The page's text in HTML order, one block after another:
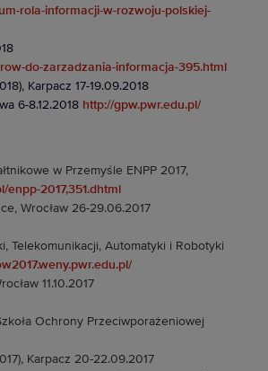
rola-informacji-w-rozwoju-polskiej-
do-zarzadzania-informacja-395.html
Karpacz 17-19.09.2018
6-8.12.2018 http://gpw.pwr.edu.pl/
w Przemyśle ENPP 2017,
2017,351.dhtml
Wrocław 26-29.06.2017
Telekomunikacji, Automatyki i Robotyki
11.10.2017
Ochrony Przeciwporażeniowej
Karpacz 20-22.09.2017